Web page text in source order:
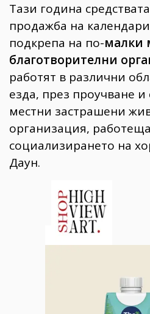
Тази година
продажба на
подкрепа на по-малки
благотворителни
работят в различни
езда, през проучване и
местни застрашени
организация,
социализирането на
Даун.